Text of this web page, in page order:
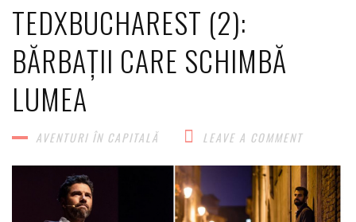
TEDXBUCHAREST (2):
BĂRBAȚII CARE SCHIMBĂ
LUMEA
AVENTURI ÎN CAPITALĂ​ LEAVE A COMMENT